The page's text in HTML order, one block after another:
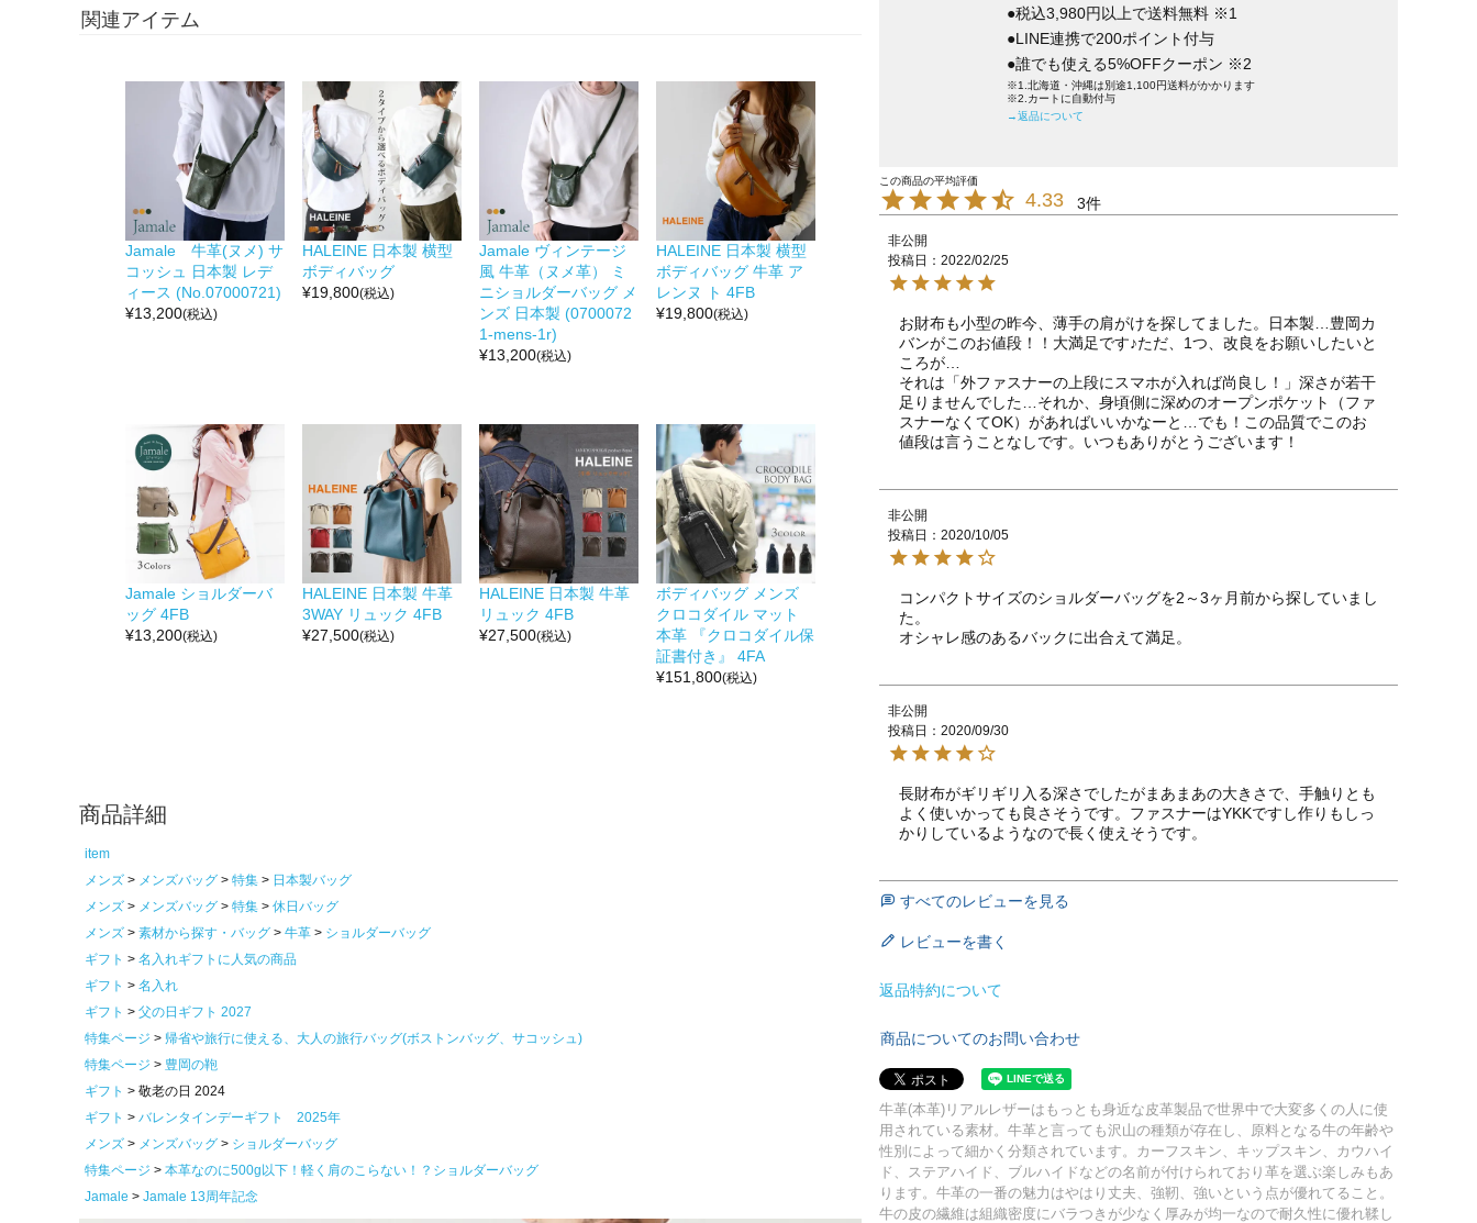
関連アイテム
Jamale 牛革(ヌメ) サ
コッシュ 日本製 レデ
ィース (No.07000721)
¥13,200(税込)
HALEINE 日本製 横型
ボディバッグ
¥19,800(税込)
Jamale ヴィンテージ
風 牛革（ヌメ革） ミ
ニショルダーバッグ メ
ンズ 日本製 (0700072
1-mens-1r)
¥13,200(税込)
HALEINE 日本製 横型
ボディバッグ 牛革 ア
レンヌ ト 4FB
¥19,800(税込)
Jamale ショルダーバ
ッグ 4FB
¥13,200(税込)
HALEINE 日本製 牛革
3WAY リュック 4FB
¥27,500(税込)
HALEINE 日本製 牛革
リュック 4FB
¥27,500(税込)
ボディバッグ メンズ
クロコダイル マット
本革 『クロコダイル保
証書付き』 4FA
¥151,800(税込)
商品詳細
item
メンズ
メンズバッグ 特集
日本製バッグ
メンズ
メンズバッグ 特集
休日バッグ
メンズ
素材から探す・バッグ 牛革
ショルダーバッグ
ギフト
名入れギフトに人気の商品
ギフト
名入れ
ギフト
父の日ギフト 2027
特集ページ
帰省や旅行に使える、大人の旅行バッグ(ボストンバッグ、サコッシュ)
特集ページ
豊岡の鞄
ギフト
敬老の日 2024
ギフト
バレンタインデーギフト 2025年
メンズ
メンズバッグ
ショルダーバッグ
特集ページ
本革なのに500g以下！軽く肩のこらない！？ショルダーバッグ
Jamale
Jamale 13周年記念
●税込3,980円以上で送料無料 ※1
●LINE連携で200ポイント付与
●誰でも使える5%OFFクーポン ※2
※1.北海道・沖縄は別途1,100円送料がかかります
※2.カートに自動付与
→返品について
4.33 3
非公開
投稿日
2022/02/25
お財布も小型の昨今、薄手の肩がけを探してました。日本製…豊岡カ
バンがこのお値段！！大満足です♪ただ、1つ、改良をお願いしたいと
ころが…
それは「外ファスナーの上段にスマホが入れば尚良し！」深さが若干
足りませんでした…それか、身頃側に深めのオープンポケット（ファ
スナーなくてOK）があればいいかなーと…でも！この品質でこのお
値段は言うことなしです。いつもありがとうございます！
非公開
投稿日
2020/10/05
コンパクトサイズのショルダーバッグを2～3ヶ月前から探していまし
た。
オシャレ感のあるバックに出合えて満足。
非公開
投稿日
2020/09/30
長財布がギリギリ入る深さでしたがまあまあの大きさで、手触りとも
よく使いかっても良さそうです。ファスナーはYKKですし作りもしっ
かりしているようなので長く使えそうです。
すべてのレビューを見る
レビューを書く
返品特約について
商品についてのお問い合わせ
牛革(本革)リアルレザーはもっとも身近な皮革製品で世界中で大変多くの人に使
用されている素材。牛革と言っても沢山の種類が存在し、原料となる牛の年齢や
性別によって細かく分類されています。カーフスキン、キップスキン、カウハイ
ド、ステアハイド、ブルハイドなどの名前が付けられており革を選ぶ楽しみもあ
ります。牛革の一番の魅力はやはり丈夫、強靭、強いという点が優れてること。
牛の皮の繊維は組織密度にバラつきが少なく厚みが均一なので耐久性に優れ鞣し